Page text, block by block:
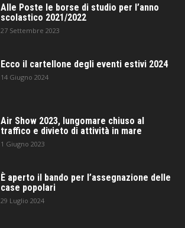
Alle Poste le borse di studio per l’anno
scolastico 2021/2022
27 Settembre 2023
Ecco il cartellone degli eventi estivi 2024
14 Giugno 2024
Air Show 2023, lungomare chiuso al
traffico e divieto di attività in mare
1 Giugno 2023
È aperto il bando per l’assegnazione delle
case popolari
29 Luglio 2024